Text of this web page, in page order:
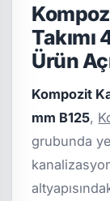
Ürün
Kompozit
mm B125,
grubunda